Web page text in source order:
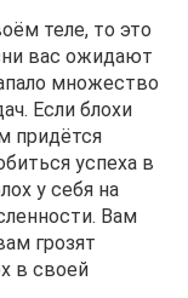
теле, то это
вас ожидают
множество
Если блохи
придётся
успеха в
у себя на
Вам
грозят
в своей